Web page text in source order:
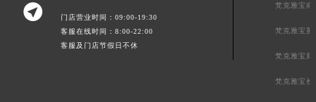

门店营业时间：09:00-19:30
客服在线时间：8:00-22:00
客服及门店节假日不休
梵克雅宝南
梵克雅宝重
梵克雅宝郑
梵克雅宝长